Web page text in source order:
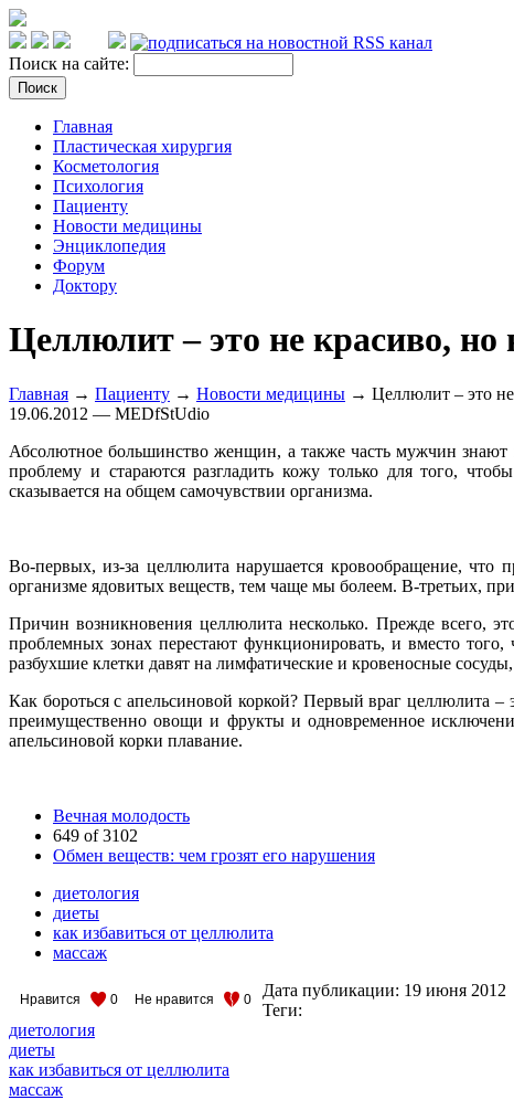
Поиск на сайте:
Главная
Пластическая хирургия
Косметология
Психология
Пациенту
Новости медицины
Энциклопедия
Форум
Доктору
Целлюлит – это не красиво, но
Главная → Пациенту → Новости медицины → Целлюлит – это не
19.06.2012 — MEDfStUdio
Абсолютное большинство женщин, а также часть мужчин
проблему и стараются разгладить кожу только для того,
сказывается на общем самочувствии организма.
Во-первых, из-за целлюлита нарушается кровообращение, что
организме ядовитых веществ, тем чаще мы болеем. В-третьих,
Причин возникновения целлюлита несколько. Прежде всего,
проблемных зонах перестают функционировать, и вместо
разбухшие клетки давят на лимфатические и кровеносные
Как бороться с апельсиновой коркой? Первый враг целлюлита
преимущественно овощи и фрукты и одновременное
апельсиновой корки плавание.
Вечная молодость
649 of 3102
Обмен веществ: чем грозят его нарушения
диетология
диеты
как избавиться от целлюлита
массаж
Нравится 0 Не нравится 0 Дата публикации: 19 июня 2012
Теги:
диетология
диеты
как избавиться от целлюлита
массаж